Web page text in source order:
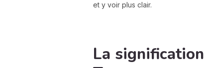
et y voir plus clair.
La